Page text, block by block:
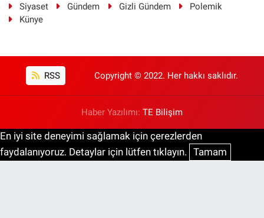
Siyaset Gündem Gizli Gündem
Polemik
Künye
RSS Copyright © 2022. Her hakkı saklıdır.
Haber Yazılımı: TE Bilişim
En iyi site deneyimi sağlamak için çerezlerden
faydalanıyoruz. Detaylar için lütfen tıklayın. Tamam